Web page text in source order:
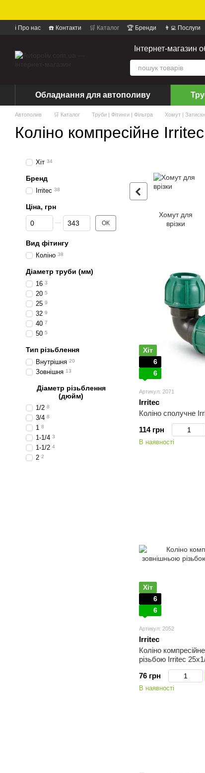
ℹ️ Про нас ☎️ Контакти 🛒 Каталог 🏆 Бренди 👨‍💻 Послуги
Інтернет-магазин
Обладнання для автополиву
Автополив 🛒 Каталог Труби | Фітинги | Фільтра Хомут |
Коліно компресійне Irritec
Хомут для
врізки
Хіт
6
6
Артикул: 2071
Irritec
Коліно сполучне
114 грн
В наявності
Хіт
6
6
Артикул: 2052
Irritec
Коліно
різьбою Irritec
76 грн
В наявності
Хіт 34
Бренд
Irritec 38
Ціна, грн
Від Ціна, грн
До Ціна, грн ОК
Вид фітингу
Коліно 38
Діаметр труби (мм)
16 3
20 5
25 9
32 9
40 7
50 5
Тип різьблення
Внутрішня 20
Зовнішня 13
Діаметр різьблення
(дюйм)
1/2 8
3/4 8
1 8
1-1/4 3
1-1/2 4
2 2